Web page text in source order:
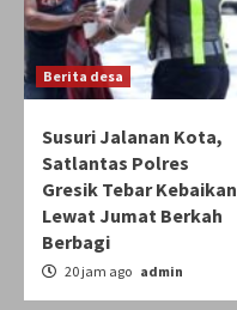
Berita desa
Susuri Jalanan Kota,
Satlantas Polres
Gresik Tebar Kebaikan
Lewat Jumat Berkah
Berbagi
20 jam ago admin